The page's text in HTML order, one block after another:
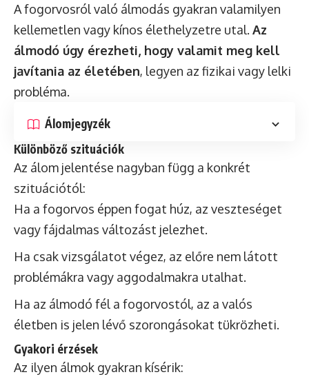
A fogorvosról való álmodás gyakran valamilyen
kellemetlen vagy kínos élethelyzetre utal. Az
álmodó úgy érezheti, hogy valamit meg kell
javítania az életében, legyen az fizikai vagy lelki
probléma.
Álomjegyzék
Különböző szituációk
Az álom jelentése nagyban függ a konkrét
szituációtól:
Ha a fogorvos éppen fogat húz, az veszteséget
vagy fájdalmas változást jelezhet.
Ha csak vizsgálatot végez, az előre nem látott
problémákra vagy aggodalmakra utalhat.
Ha az álmodó fél a fogorvostól, az a valós
életben is jelen lévő szorongásokat tükrözheti.
Gyakori érzések
Az ilyen álmok gyakran kísérik: